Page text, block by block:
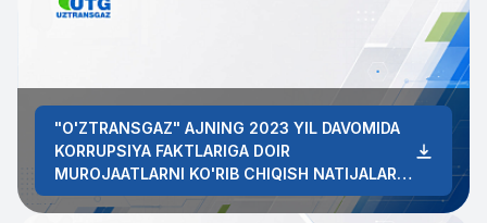
"O'ZTRANSGAZ" AJNING 2023 YIL DAVOMIDA
KORRUPSIYA FAKTLARIGA DOIR
MUROJAATLARNI KO'RIB CHIQISH NATIJALARI
HAQIDAGI HISOBOT